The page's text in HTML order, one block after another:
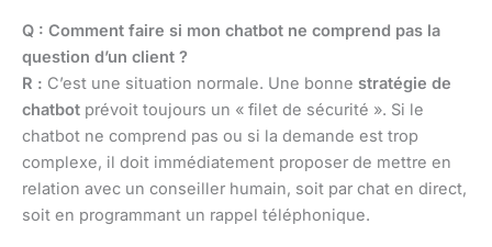
Q : Comment faire si mon chatbot ne comprend pas la
question d’un client ?
R : C’est une situation normale. Une bonne stratégie de
chatbot prévoit toujours un « filet de sécurité ». Si le
chatbot ne comprend pas ou si la demande est trop
complexe, il doit immédiatement proposer de mettre en
relation avec un conseiller humain, soit par chat en direct,
soit en programmant un rappel téléphonique.